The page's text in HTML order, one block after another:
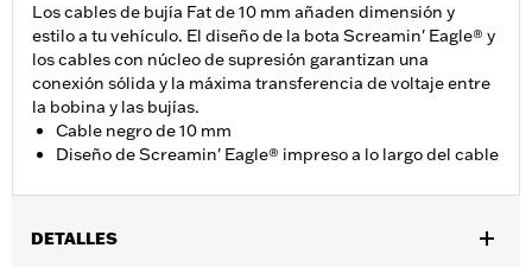
Los cables de bujía Fat de 10 mm añaden dimensión y
estilo a tu vehículo. El diseño de la bota Screamin' Eagle® y
los cables con núcleo de supresión garantizan una
conexión sólida y la máxima transferencia de voltaje entre
la bobina y las bujías.
Cable negro de 10 mm
Diseño de Screamin' Eagle® impreso a lo largo del cable
DETALLES